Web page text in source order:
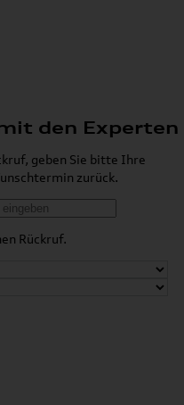
den Experten
geben Sie bitte Ihre
zurück.
Rückruf.